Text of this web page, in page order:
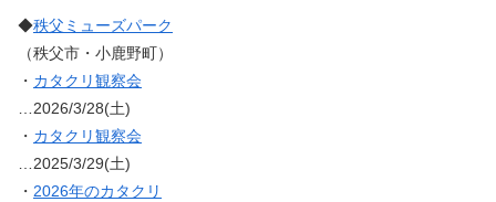
◆秩父ミューズパーク
（秩父市・小鹿野町）
・ カタクリ観察会
…2026/3/28(土)
・ カタクリ観察会
…2025/3/29(土)
・ 2026年のカタクリ